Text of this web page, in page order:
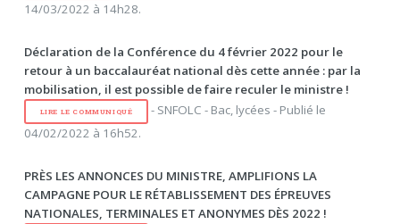
14/03/2022 à 14h28.
Déclaration de la Conférence du 4 février 2022 pour le
retour à un baccalauréat national dès cette année : par la
mobilisation, il est possible de faire reculer le ministre !
LIRE LE COMMUNIQUÉ
- SNFOLC - Bac, lycées - Publié le
04/02/2022 à 16h52.
PRÈS LES ANNONCES DU MINISTRE, AMPLIFIONS LA
CAMPAGNE POUR LE RÉTABLISSEMENT DES ÉPREUVES
NATIONALES, TERMINALES ET ANONYMES DÈS 2022 !